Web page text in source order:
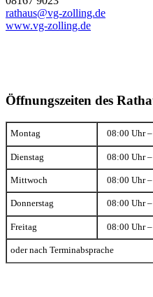
rathaus@vg-zolling.de
www.vg-zolling.de
Öffnungszeiten des
Montag 08:00 Uhr
Dienstag 08:00 Uhr
Mittwoch 08:00 Uhr
Donnerstag 08:00 Uhr
Freitag 08:00 Uhr
oder nach Terminabsprache